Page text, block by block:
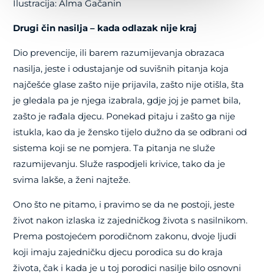
Ilustracija: Alma Gačanin
Drugi čin nasilja – kada odlazak nije kraj
Dio prevencije, ili barem razumijevanja obrazaca
nasilja, jeste i odustajanje od suvišnih pitanja koja
najčešće glase zašto nije prijavila, zašto nije otišla, šta
je gledala pa je njega izabrala, gdje joj je pamet bila,
zašto je rađala djecu. Ponekad pitaju i zašto ga nije
istukla, kao da je žensko tijelo dužno da se odbrani od
sistema koji se ne pomjera. Ta pitanja ne služe
razumijevanju. Služe raspodjeli krivice, tako da je
svima lakše, a ženi najteže.
Ono što ne pitamo, i pravimo se da ne postoji, jeste
život nakon izlaska iz zajedničkog života s nasilnikom.
Prema postojećem porodičnom zakonu, dvoje ljudi
koji imaju zajedničku djecu porodica su do kraja
života, čak i kada je u toj porodici nasilje bilo osnovni